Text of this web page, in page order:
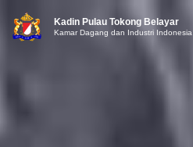
Kadin Pulau Tokong Belayar
Kamar Dagang dan Industri Indonesia